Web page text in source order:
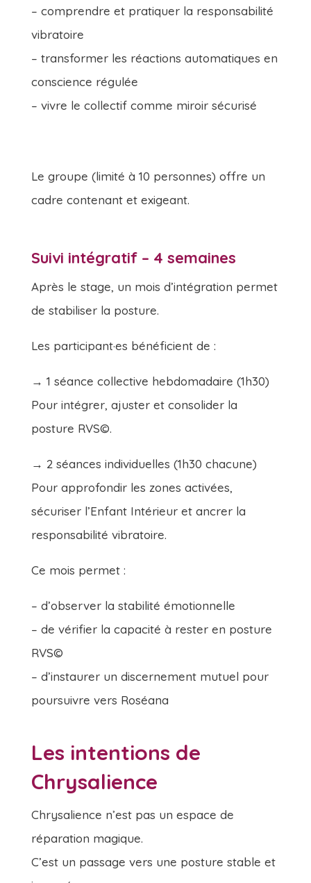
– comprendre et pratiquer la responsabilité
vibratoire
– transformer les réactions automatiques en
conscience régulée
– vivre le collectif comme miroir sécurisé
Le groupe (limité à 10 personnes) offre un
cadre contenant et exigeant.
Suivi intégratif – 4 semaines
Après le stage, un mois d’intégration permet
de stabiliser la posture.
Les participant·es bénéficient de :
→ 1 séance collective hebdomadaire (1h30)
Pour intégrer, ajuster et consolider la
posture RVS©.
→ 2 séances individuelles (1h30 chacune)
Pour approfondir les zones activées,
sécuriser l’Enfant Intérieur et ancrer la
responsabilité vibratoire.
Ce mois permet :
– d’observer la stabilité émotionnelle
– de vérifier la capacité à rester en posture
RVS©
– d’instaurer un discernement mutuel pour
poursuivre vers Roséana
Les intentions de
Chrysalience
Chrysalience n’est pas un espace de
réparation magique.
C’est un passage vers une posture stable et